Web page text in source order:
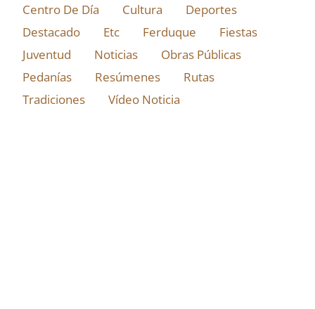
Centro De Día
Cultura
Deportes
Destacado
Etc Ferduque
Fiestas
Juventud
Noticias
Obras Públicas
Pedanías
Resúmenes
Rutas
Tradiciones
Vídeo Noticia